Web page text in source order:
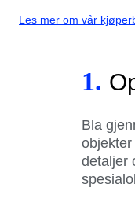
Les mer om vår
1.
Bla
objekter
detaljer